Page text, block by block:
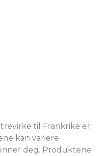
til Frankrike er
kan variere
deg. Produktene